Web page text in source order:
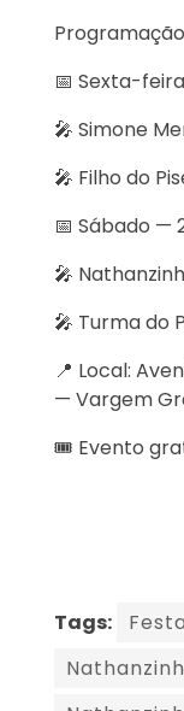
📅 Sexta-
🎤 Simone
🎤 Filho do
📅 Sábado —
🎤
🎤 Turma do
📍 Local:
— Vargem
🎟️ Evento
Tags: